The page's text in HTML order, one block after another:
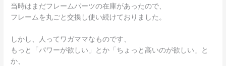
当時はまだフレームパーツの在庫があったので、
フレームを丸ごと交換し使い続けておりました。
しかし、人ってワガママなものです、
もっと「パワーが欲しい」とか「ちょっと高いのが欲しい」と
か、